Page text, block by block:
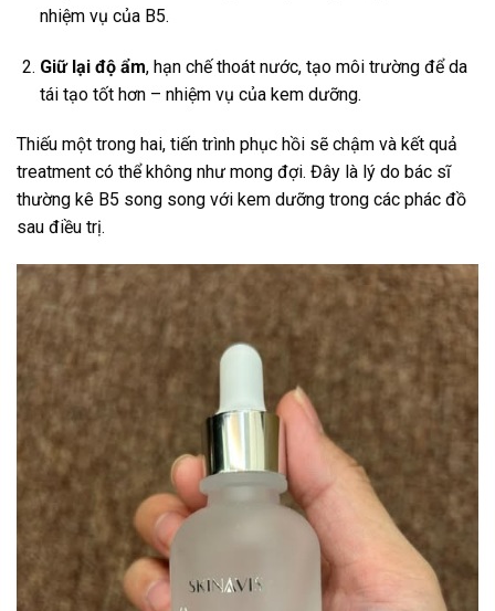
nhiệm vụ của B5.
Giữ lại độ ẩm, hạn chế thoát nước, tạo môi trường để da
tái tạo tốt hơn – nhiệm vụ của kem dưỡng.
Thiếu một trong hai, tiến trình phục hồi sẽ chậm và kết quả
treatment có thể không như mong đợi. Đây là lý do bác sĩ
thường kê B5 song song với kem dưỡng trong các phác đồ
sau điều trị.